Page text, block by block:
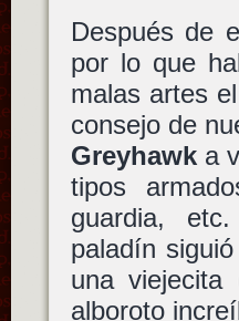
Después de
por lo que
malas artes
consejo de
Greyhawka
tipos
guardia,
paladín
una
alboroto